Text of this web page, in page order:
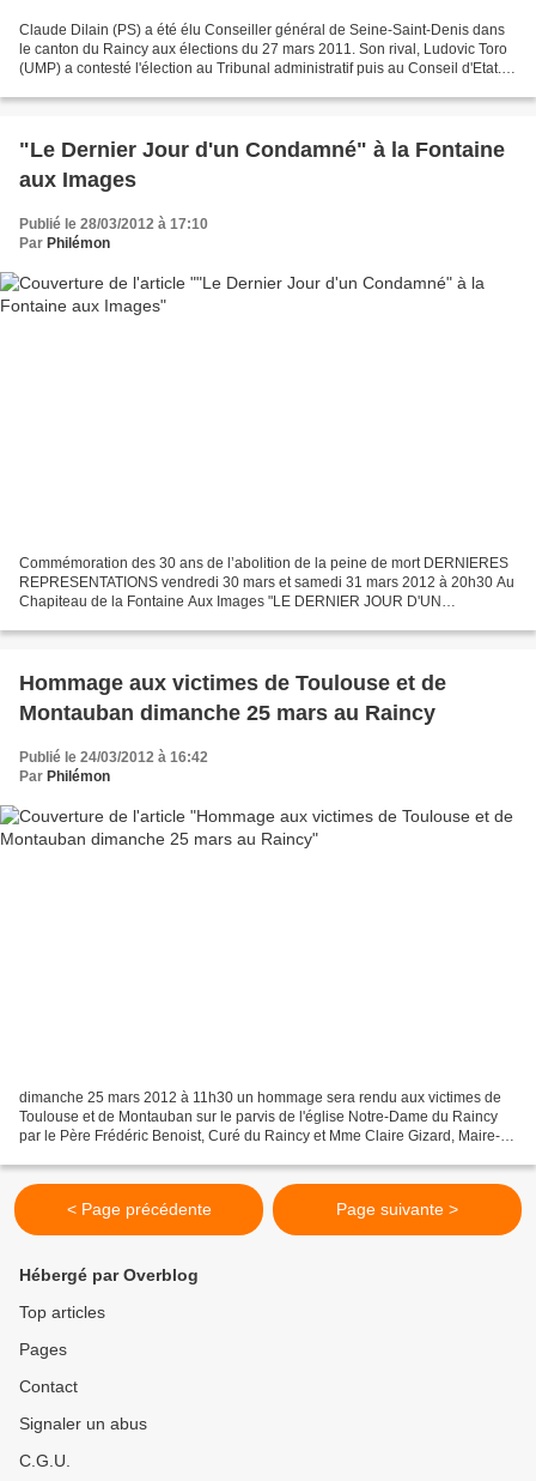
Claude Dilain (PS) a été élu Conseiller général de Seine-Saint-Denis dans
le canton du Raincy aux élections du 27 mars 2011. Son rival, Ludovic Toro
(UMP) a contesté l'élection au Tribunal administratif puis au Conseil d'Etat.
"Le Dernier Jour d'un Condamné" à la Fontaine
aux Images
Publié le 28/03/2012 à 17:10
Par Philémon
Commémoration des 30 ans de l’abolition de la peine de mort DERNIERES
REPRESENTATIONS vendredi 30 mars et samedi 31 mars 2012 à 20h30 Au
Chapiteau de la Fontaine Aux Images "LE DERNIER JOUR D'UN
Hommage aux victimes de Toulouse et de
Montauban dimanche 25 mars au Raincy
Publié le 24/03/2012 à 16:42
Par Philémon
dimanche 25 mars 2012 à 11h30 un hommage sera rendu aux victimes de
Toulouse et de Montauban sur le parvis de l'église Notre-Dame du Raincy
par le Père Frédéric Benoist, Curé du Raincy et Mme Claire Gizard, Maire-
< Page précédente Page suivante >
Hébergé par Overblog
Top articles
Pages
Contact
Signaler un abus
C.G.U.